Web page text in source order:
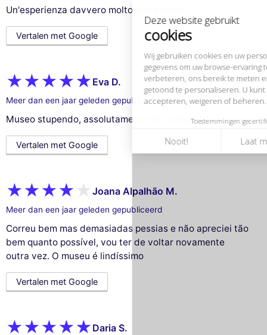
getoond te personaliseren. U kunt uw voorkeuren op elk moment
accepteren, weigeren of beheren.
Toestemmingen gecertificeerd door
Laat me zien Dit is ok voor mik
Un'esperienza davvero molto piacevole!!!
Vertalen met Google
Eva D.
Meer dan een jaar geleden gepubliceerd
Museo stupendo, assolutamente da vedere!!!!
Vertalen met Google
Joana Alpalhão M.
Meer dan een jaar geleden gepubliceerd
Correu bem mas demasiadas pessias e não apreciei tão
bem quanto possível, vou ter de voltar novamente
outra vez. O museu é lindíssimo
Vertalen met Google
Daria S.